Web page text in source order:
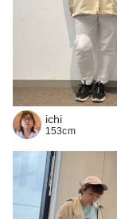
ichi
153cm